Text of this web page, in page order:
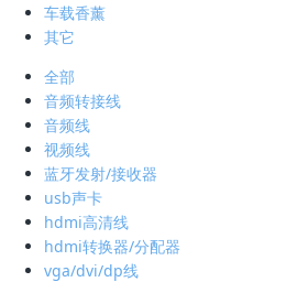
车载香薰
其它
全部
音频转接线
音频线
视频线
蓝牙发射/接收器
usb声卡
hdmi高清线
hdmi转换器/分配器
vga/dvi/dp线